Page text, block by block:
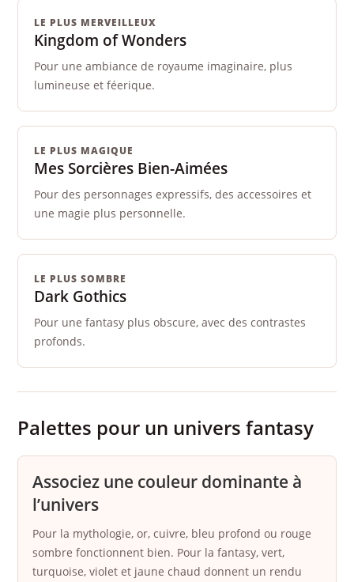
LE PLUS MERVEILLEUX
Kingdom of Wonders
Pour une ambiance de royaume imaginaire, plus
lumineuse et féerique.
LE PLUS MAGIQUE
Mes Sorcières Bien-Aimées
Pour des personnages expressifs, des accessoires et
une magie plus personnelle.
LE PLUS SOMBRE
Dark Gothics
Pour une fantasy plus obscure, avec des contrastes
profonds.
Palettes pour un univers fantasy
Associez une couleur dominante à
l’univers
Pour la mythologie, or, cuivre, bleu profond ou rouge
sombre fonctionnent bien. Pour la fantasy, vert,
turquoise, violet et jaune chaud donnent un rendu